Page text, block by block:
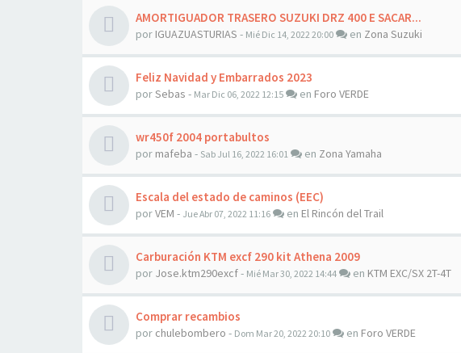
AMORTIGUADOR TRASERO SUZUKI DRZ 400 E SACAR...
por IGUAZUASTURIAS - Mié Dic 14, 2022 20:00 en Zona Suzuki
Feliz Navidad y Embarrados 2023
porSebas - Mar Dic 06, 2022 12:15 en Foro VERDE
wr450f 2004 portabultos
por mafeba - Sab Jul 16, 2022 16:01 en Zona Yamaha
Escala del estado de caminos (EEC)
porVEM - Jue Abr 07, 2022 11:16 en El Rincón del Trail
Carburación KTM excf 290 kit Athena 2009
por Jose.ktm290excf- Mié Mar 30, 2022 14:44 en KTM EXC/SX 2T-4T
Comprar recambios
por chulebombero - Dom Mar 20, 2022 20:10 en Foro VERDE